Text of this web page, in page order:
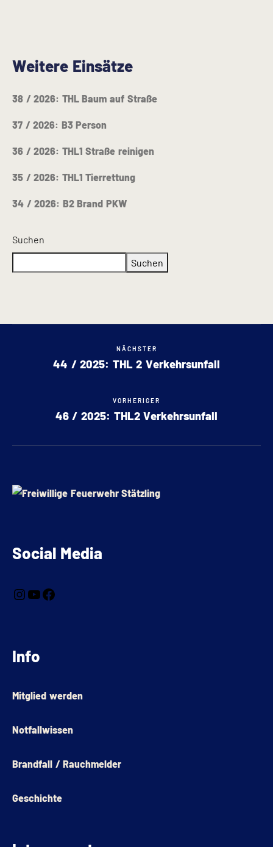
Weitere Einsätze
38 / 2026: THL Baum auf Straße
37 / 2026: B3 Person
36 / 2026: THL1 Straße reinigen
35 / 2026: THL1 Tierrettung
34 / 2026: B2 Brand PKW
Suchen
Suchen
NÄCHSTER
44 / 2025: THL 2 Verkehrsunfall
VORHERIGER
46 / 2025: THL2 Verkehrsunfall
Social Media
Info
Mitglied werden
Notfallwissen
Brandfall / Rauchmelder
Geschichte